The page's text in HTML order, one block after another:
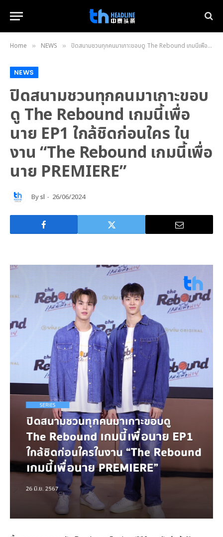
Home » NEWS » ปิดสนามชวนทุกคนมาเกาะขอบดู The Rebound เกมนี้เพื่อนาย EP1 ใกล้ชิดก่อนใคร ในงาน “The Rebound เกมนี้เพื่อนาย PREMIERE”
NEWS
ปิดสนามชวนทุกคนมาเกาะขอบ
ดู The Rebound เกมนี้เพื่อ
นาย EP1 ใกล้ชิดก่อนใคร ใน
งาน “The Rebound เกมนี้เพื่อ
นาย PREMIERE”
Bysl 26/06/2024